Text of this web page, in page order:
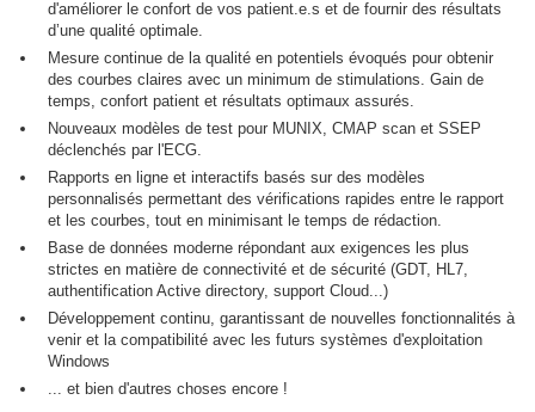
d'améliorer le confort de vos patient.e.s et de fournir des résultats
d’une qualité optimale.
Mesure continue de la qualité en potentiels évoqués pour obtenir
des courbes claires avec un minimum de stimulations. Gain de
temps, confort patient et résultats optimaux assurés.
Nouveaux modèles de test pour MUNIX, CMAP scan et SSEP
déclenchés par l'ECG.
Rapports en ligne et interactifs basés sur des modèles
personnalisés permettant des vérifications rapides entre le rapport
et les courbes, tout en minimisant le temps de rédaction.
Base de données moderne répondant aux exigences les plus
strictes en matière de connectivité et de sécurité (GDT, HL7,
authentification Active directory, support Cloud...)
Développement continu, garantissant de nouvelles fonctionnalités à
venir et la compatibilité avec les futurs systèmes d'exploitation
Windows
... et bien d'autres choses encore !